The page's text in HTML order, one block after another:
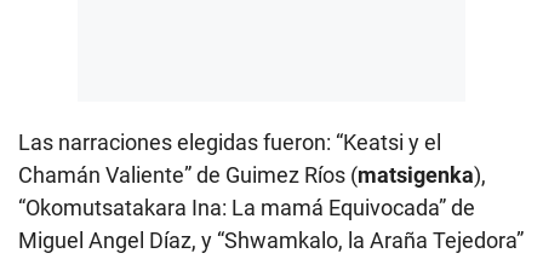
Las narraciones elegidas fueron: “Keatsi y el
Chamán Valiente” de Guimez Ríos (matsigenka),
“Okomutsatakara Ina: La mamá Equivocada” de
Miguel Angel Díaz, y “Shwamkalo, la Araña Tejedora”